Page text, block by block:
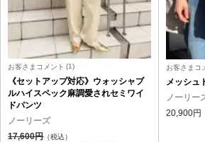
お客さまコメント (1)
《セットアップ対応》ウォッシャブ
ルハイスペック麻調愛されセミワイ
ドパンツ
ノーリーズ
17,600円（税込）
お客さまコ
メッシュ
ノーリー
20,900円